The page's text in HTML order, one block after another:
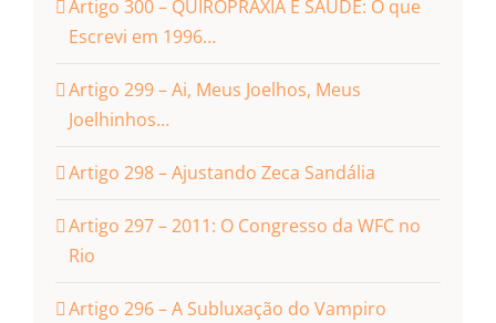
Artigo 300 – QUIROPRAXIA E SAÚDE: O que
Escrevi em 1996…
Artigo 299 – Ai, Meus Joelhos, Meus
Joelhinhos…
Artigo 298 – Ajustando Zeca Sandália
Artigo 297 – 2011: O Congresso da WFC no
Rio
Artigo 296 – A Subluxação do Vampiro